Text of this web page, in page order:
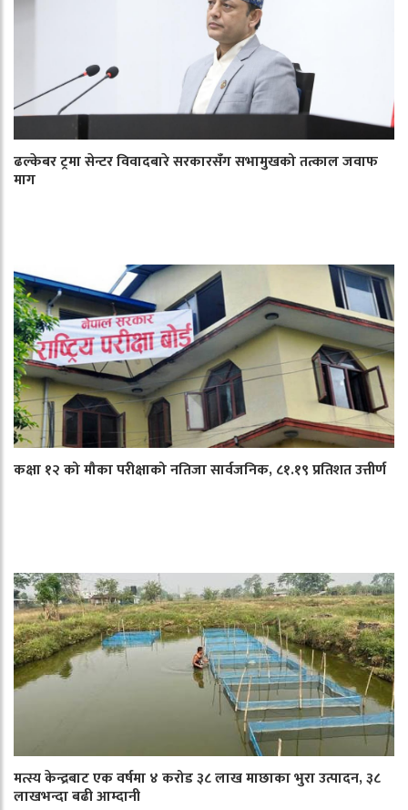
ढल्केबर ट्रमा सेन्टर विवादबारे सरकारसँग सभामुखको तत्काल जवाफ
माग
कक्षा १२ को मौका परीक्षाको नतिजा सार्वजनिक, ८१.१९ प्रतिशत उत्तीर्ण
मत्स्य केन्द्रबाट एक वर्षमा ४ करोड ३८ लाख माछाका भुरा उत्पादन, ३८
लाखभन्दा बढी आम्दानी